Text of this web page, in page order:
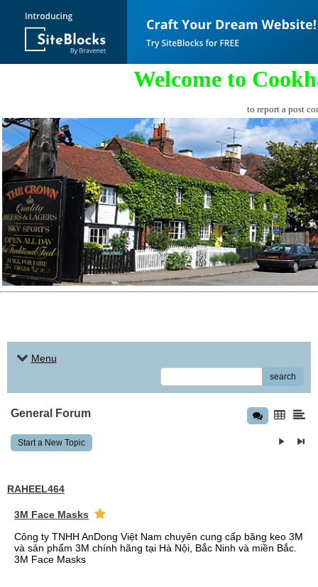
Welcome to
to report a post
Menu
search
General Forum
Start a New Topic
RAHEEL464
3M Face Masks
Công ty TNHH AnDong Việt Nam chuyên cung cấp băng keo 3M
và sản phẩm 3M chính hãng tại Hà Nội, Bắc Ninh và miền Bắc.
3M Face Masks